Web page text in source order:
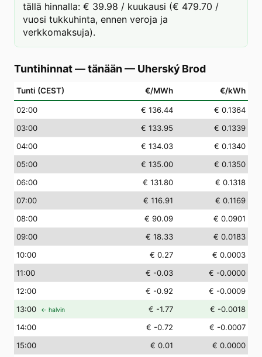
tällä hinnalla: € 39.98 / kuukausi (€ 479.70 /
vuosi tukkuhinta, ennen veroja ja
verkkomaksuja).
Tuntihinnat — tänään — Uherský Brod
Tunti (CEST) €/MWh €/kWh
02:00 € 136.44
€ 0.1364
03:00 € 133.95
€ 0.1339
04:00 € 134.03
€ 0.1340
05:00 € 135.00
€ 0.1350
06:00 € 131.80
€ 0.1318
07:00 € 116.91
€ 0.1169
08:00 € 90.09
€ 0.0901
09:00 € 18.33
€ 0.0183
10:00 € 0.27
€ 0.0003
11:00 € -0.03
€ -0.0000
12:00 € -0.92
€ -0.0009
13:00 ← halvin € -1.77
€ -0.0018
14:00 € -0.72
€ -0.0007
15:00 € 0.01
€ 0.0000